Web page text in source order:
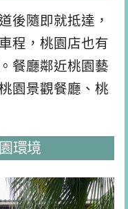
後隨即就抵達，
程，桃園店也有
餐廳鄰近桃園藝
園景觀餐廳、桃
環境